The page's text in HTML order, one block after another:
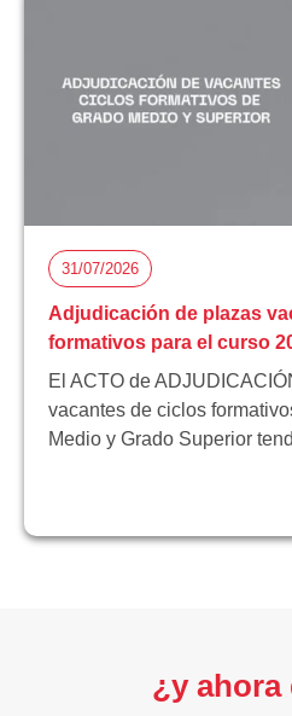
31/07/2026
Adjudicación de plazas
formativos para el curso
El ACTO de
vacantes de ciclos
Medio y Grado Superior
¿y ahora